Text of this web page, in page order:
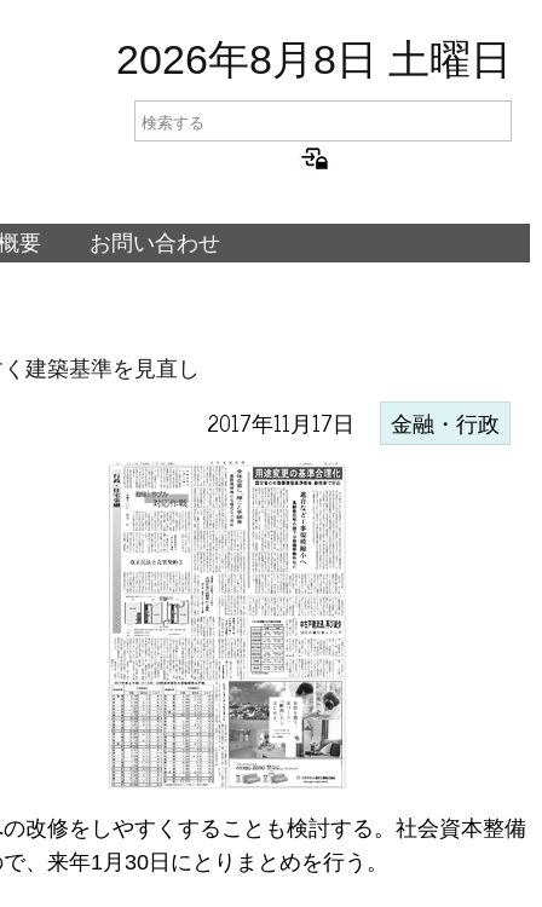
2026年8月8日 土曜日
要 お問い合わせ
建築基準を見直し
2017年11月17日 金融・行政
改修をしやすくすることも検討する。社会資本整備
、来年1月30日にとりまとめを行う。